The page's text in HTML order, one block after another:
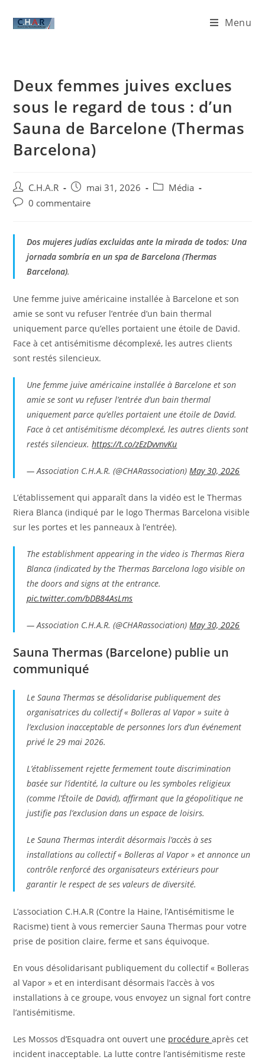
Menu
Deux femmes juives exclues
sous le regard de tous : d’un
Sauna de Barcelone (Thermas
Barcelona)
C.H.A.R mai 31, 2026
Média
0 commentaire
Dos mujeres judías excluidas ante la mirada de todos: Una
jornada sombría en un spa de Barcelona (Thermas
Barcelona).
Une femme juive américaine installée à Barcelone et son
amie se sont vu refuser l’entrée d’un bain thermal
uniquement parce qu’elles portaient une étoile de David.
Face à cet antisémitisme décomplexé, les autres clients
sont restés silencieux.
Une femme juive américaine installée à Barcelone et son
amie se sont vu refuser l’entrée d’un bain thermal
uniquement parce qu’elles portaient une étoile de David.
Face à cet antisémitisme décomplexé, les autres clients sont
restés silencieux.https://t.co/zEzDvvnvKu
— Association C.H.A.R. (@CHARassociation)May 30, 2026
L’établissement qui apparaît dans la vidéo est le Thermas
Riera Blanca (indiqué par le logo Thermas Barcelona visible
sur les portes et les panneaux à l’entrée).
The establishment appearing in the video is Thermas Riera
Blanca (indicated by the Thermas Barcelona logo visible on
the doors and signs at the entrance.
pic.twitter.com/bDB84AsLms
— Association C.H.A.R. (@CHARassociation)May 30, 2026
Sauna Thermas (Barcelone) publie un
communiqué
Le Sauna Thermas se désolidarise publiquement des
organisatrices du collectif « Bolleras al Vapor » suite à
l’exclusion inacceptable de personnes lors d’un événement
privé le 29 mai 2026.
L’établissement rejette fermement toute discrimination
basée sur l’identité, la culture ou les symboles religieux
(comme l’Étoile de David), affirmant que la géopolitique ne
justifie pas l’exclusion dans un espace de loisirs.
Le Sauna Thermas interdit désormais l’accès à ses
installations au collectif « Bolleras al Vapor » et annonce un
contrôle renforcé des organisateurs extérieurs pour
garantir le respect de ses valeurs de diversité.
L’association C.H.A.R (Contre la Haine, l’Antisémitisme le
Racisme) tient à vous remercier Sauna Thermas pour votre
prise de position claire, ferme et sans équivoque.
​En vous désolidarisant publiquement du collectif « Bolleras
al Vapor » et en interdisant désormais l’accès à vos
installations à ce groupe, vous envoyez un signal fort contre
l’antisémitisme.
Les Mossos d’Esquadra ont ouvert une procédureaprès cet
incident inacceptable. La lutte contre l’antisémitisme reste